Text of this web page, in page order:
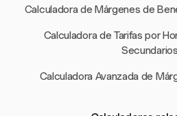
Calculadora de Márgenes de
Calculadora de Tarifas por
Secundarios
Calculadora Avanzada de